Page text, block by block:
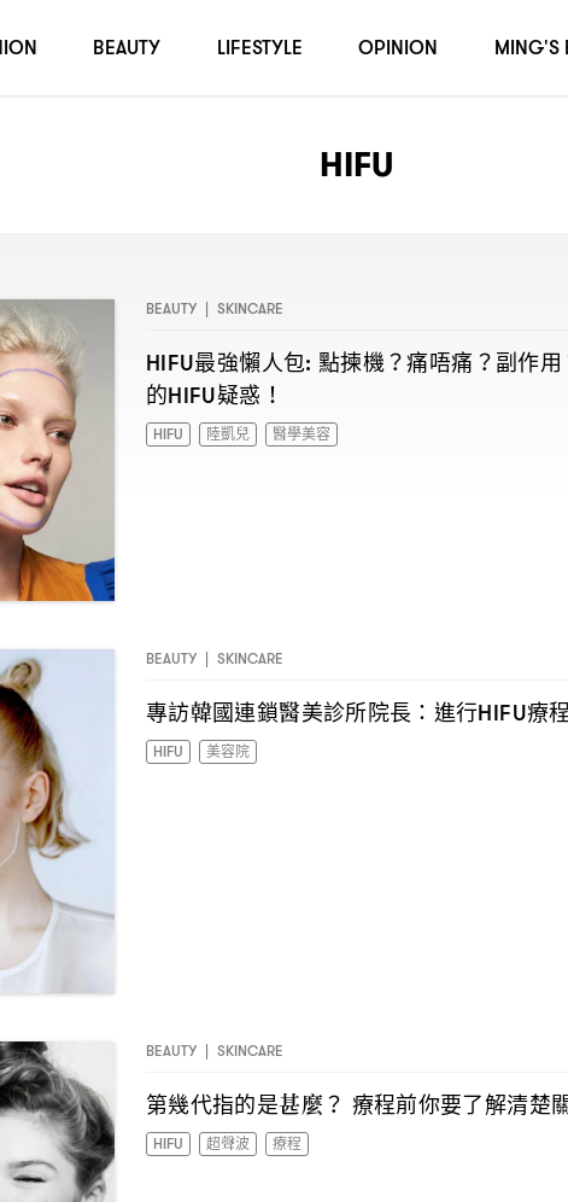
HIFU
BEAUTY | SKINCARE
HIFU最強懶人包: 點揀機？痛唔痛 ？副作用
的HIFU疑惑 ！
HIFU 陸凱兒 醫學美容
BEAUTY | SKINCARE
專訪韓國連鎖醫美診所院長 ： 進行HIFU療
HIFU 美容院
BEAUTY | SKINCARE
第幾代指的是甚麼？ 療程前你要了解清楚
HIFU 超聲波 療程
BEAUTY LIFESTYLE OPINION MING'S